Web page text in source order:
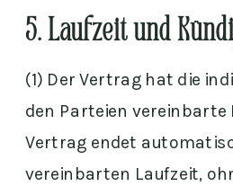
(1) Der Vertrag hat die
den Parteien vereinbarte
Vertrag endet
vereinbarten Laufzeit,
5. Laufzeit und